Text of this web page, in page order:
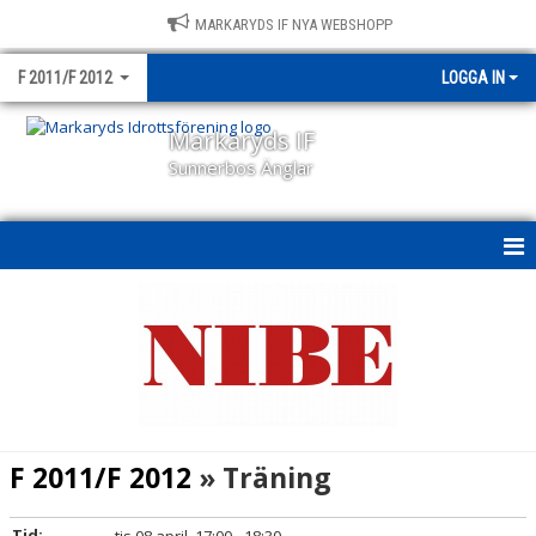
MARKARYDS IF NYA WEBSHOPP
F 2011/F 2012 LOGGA IN
Markaryds IF
Sunnerbos Änglar
F 2011/F 2012 » Träning